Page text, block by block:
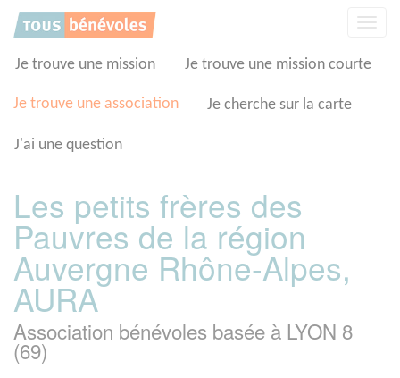
Je trouve une mission Je trouve une mission courte
Je trouve une association Je cherche sur la carte
J'ai une question
Les petits frères des
Pauvres de la région
Auvergne Rhône-Alpes,
AURA
Association bénévoles basée à LYON 8
(69)
Panneau de gestion des cookies